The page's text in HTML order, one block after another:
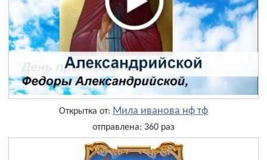
Открытка от: Мила иванова нф тф
отправлена: 360 раз